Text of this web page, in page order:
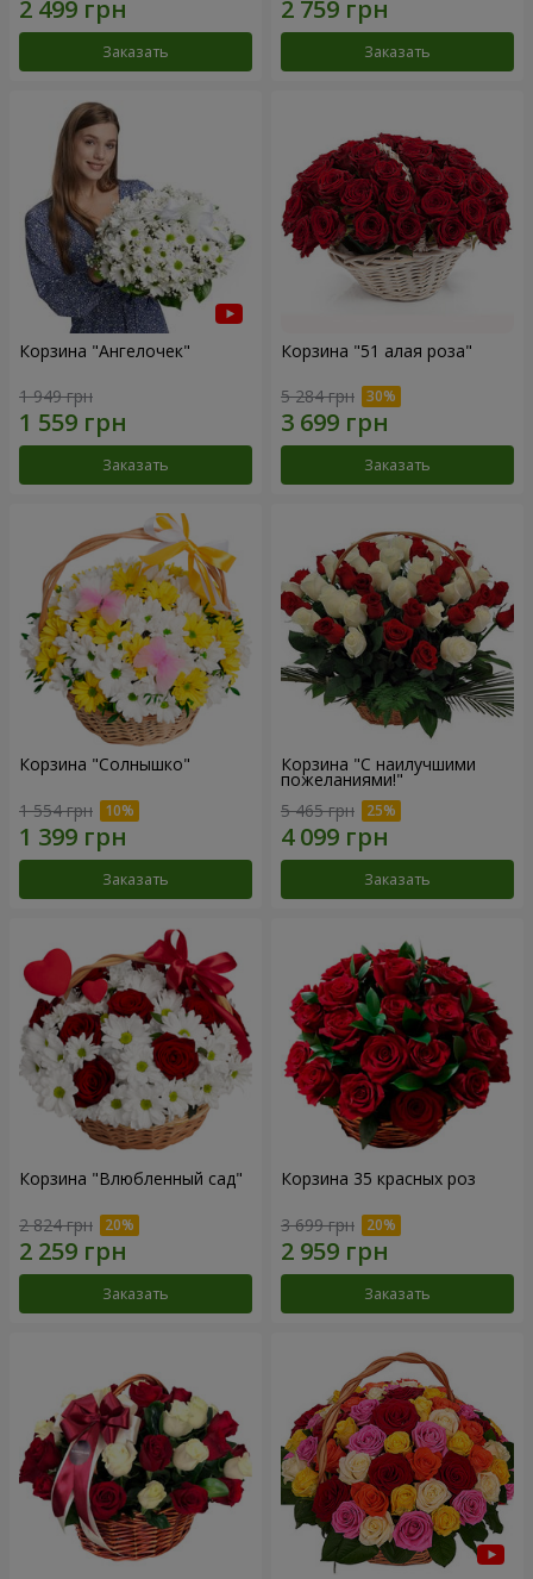
Заказать Заказать
Корзина "Ангелочек"
1 949 грн
Заказать
Корзина "51 алая роза"
5 284 грн
Заказать
Корзина "Солнышко"
1 554 грн
Заказать
Корзина "С наилучшими
пожеланиями!"
5 465 грн
Заказать
Корзина "Влюбленный сад"
2 824 грн
Заказать
Корзина 35 красных роз
3 699 грн
Заказать